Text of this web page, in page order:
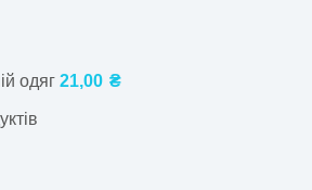
одяг 21,00 ₴